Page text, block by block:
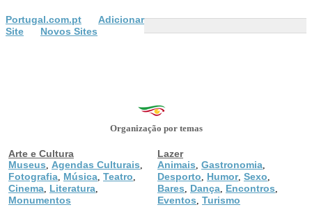
Portugal.com.pt
Adicionar
Site
Novos Sites
Organização por temas
Arte e Cultura
Museus
Agendas Culturais
Fotografia Música Teatro
Cinema Literatura
Monumentos
Lazer
Animais Gastronomia
Desporto Humor, Sexo
Bares Dança Encontros
Eventos Turismo